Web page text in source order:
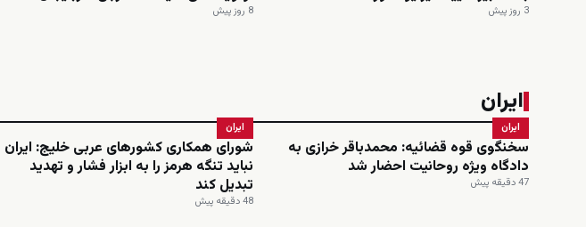
3 روز پیش 8 روز پیش
ایران
ایران
سخنگوی قوه قضائیه: محمدباقر خرازی به
دادگاه ویژه روحانیت احضار شد
47 دقیقه پیش
ایران
شورای همکاری کشورهای عربی خلیج: ایران
نباید تنگه هرمز را به ابزار فشار و تهدید
تبدیل کند
48 دقیقه پیش